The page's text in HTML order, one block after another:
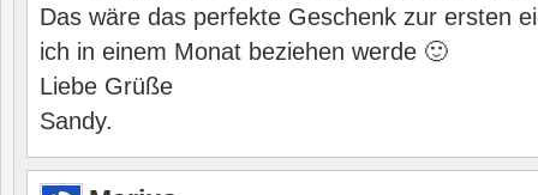
Das wäre das perfekte Geschenk zur ersten
ich in einem Monat beziehen werde 🙂
Liebe Grüße
Sandy.